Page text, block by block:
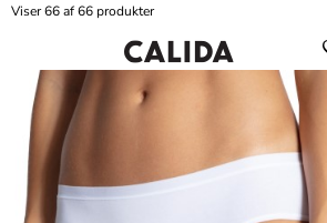
Viser 66 af 66 produkter